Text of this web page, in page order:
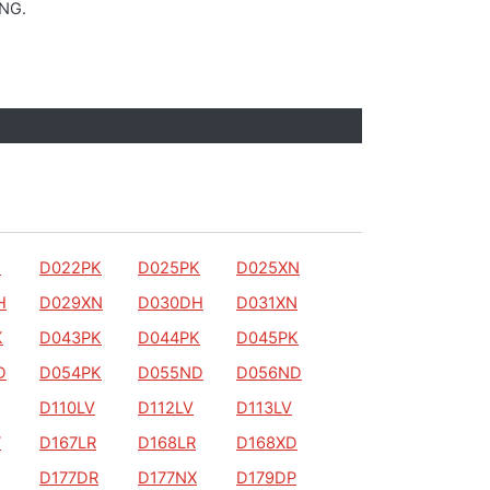
D022PK D025PK
D025XN
D029XN D030DH
D031XN
D043PK D044PK
D045PK
D054PK D055ND
D056ND
D110LV
D112LV
D113LV
D167LR D168LR
D168XD
D177DR
D177NX D179DP